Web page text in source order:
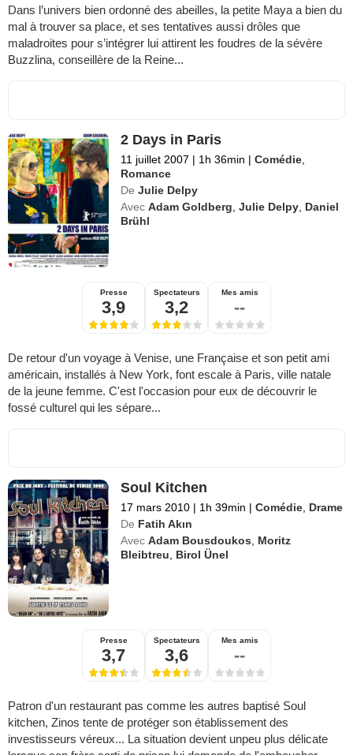
Dans l’univers bien ordonné des abeilles, la petite Maya a bien du
mal à trouver sa place, et ses tentatives aussi drôles que
maladroites pour s’intégrer lui attirent les foudres de la sévère
Buzzlina, conseillère de la Reine...
2 Days in Paris
11 juillet 2007 | 1h 36min | Comédie
Romance
De Julie Delpy
Avec Adam Goldberg ,Julie Delpy Daniel
Brühl
Presse
3,9
Spectateurs
3,2
Mes amis
--
De retour d'un voyage à Venise, une Française et son petit ami
américain, installés à New York, font escale à Paris, ville natale
de la jeune femme. C'est l'occasion pour eux de découvrir le
fossé culturel qui les sépare...
Soul Kitchen
17 mars 2010 | 1h 39min | Comédie Drame
De Fatih Akın
Avec Adam Bousdoukos
Moritz
Bleibtreu
Birol Ünel
Presse
3,7
Spectateurs
3,6
Mes amis
--
Patron d'un restaurant pas comme les autres baptisé Soul
kitchen, Zinos tente de protéger son établissement des
investisseurs véreux... La situation devient unpeu plus délicate